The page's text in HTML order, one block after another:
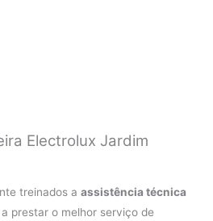
Electrolux Jardim
treinados aassistência técnica
prestar o melhor serviço de